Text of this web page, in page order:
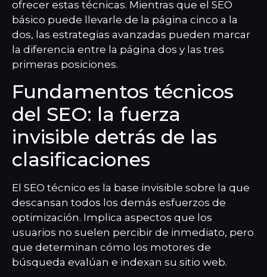
ofrecer estas técnicas. Mientras que el SEO
básico puede llevarle de la página cinco a la
dos, las estrategias avanzadas pueden marcar
la diferencia entre la página dos y las tres
primeras posiciones.
Fundamentos técnicos
del SEO: la fuerza
invisible detrás de las
clasificaciones
El SEO técnico es la base invisible sobre la que
descansan todos los demás esfuerzos de
optimización. Implica aspectos que los
usuarios no suelen percibir de inmediato, pero
que determinan cómo los motores de
búsqueda evalúan e indexan su sitio web.